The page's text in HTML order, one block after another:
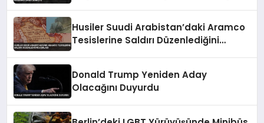
Husiler Suudi Arabistan’daki Aramco
Tesislerine Saldırı Düzenlediğini
Donald Trump Yeniden Aday
Olacağını Duyurdu